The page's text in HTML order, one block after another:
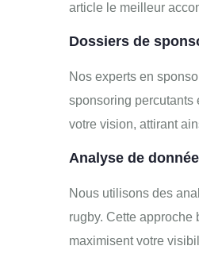
article le meilleur
Dossiers de
Nos experts en
sponsoring percutants
votre vision, attirant
Analyse de
Nous utilisons des
rugby. Cette
maximisent votre